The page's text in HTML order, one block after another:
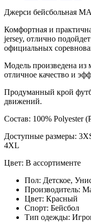
Джерси бейсбольная
Комфортная и
jersey, отлично
официальных
Модель произведена из
отличное качество и
Продуманный крой
движений.
Состав: 100% Polyester
Доступные размеры:
4XL
Цвет: В ассортименте
Пол: Детское,
Производитель:
Цвет: Красный
Спорт: Бейсбол
Тип одежды: